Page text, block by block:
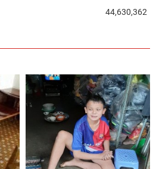
44,630,362